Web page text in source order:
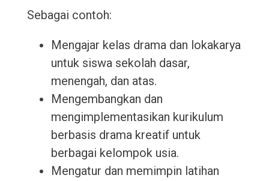
Sebagai contoh:
Mengajar kelas drama dan lokakarya
untuk siswa sekolah dasar,
menengah, dan atas.
Mengembangkan dan
mengimplementasikan kurikulum
berbasis drama kreatif untuk
berbagai kelompok usia.
Mengatur dan memimpin latihan